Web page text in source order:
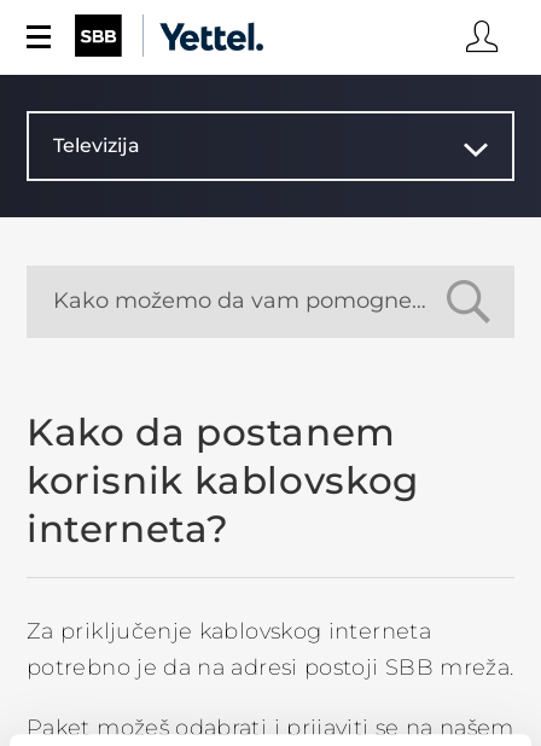
Televizija
Kako da postanem
korisnik kablovskog
interneta?
Za priključenje kablovskog interneta
potrebno je da na adresi postoji SBB mreža.
Paket možeš odabrati i prijaviti se na našem